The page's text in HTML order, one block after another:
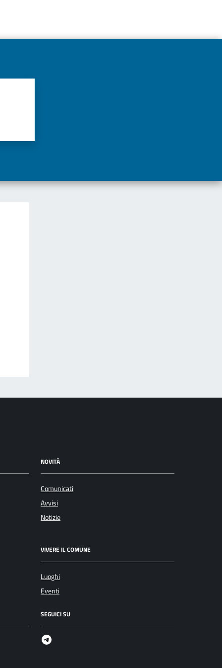
NOVITÀ
Comunicati
Avvisi
Notizie
VIVERE IL COMUNE
Luoghi
Eventi
SEGUICI SU